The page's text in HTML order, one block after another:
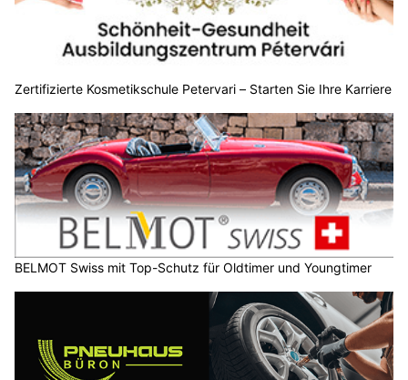
Zertifizierte Kosmetikschule Petervari – Starten Sie Ihre Karriere
BELMOT Swiss mit Top-Schutz für Oldtimer und Youngtimer